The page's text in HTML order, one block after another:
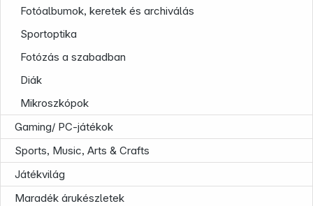
Fotóalbumok, keretek és archiválás
Sportoptika
Fotózás a szabadban
Diák
Mikroszkópok
Gaming/ PC-játékok
Sports, Music, Arts & Crafts
Játékvilág
Maradék árukészletek
Infoterminal